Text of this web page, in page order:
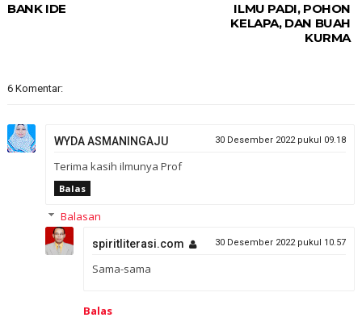
ILMU PADI, POHON
KELAPA, DAN BUAH
KURMA
BANK IDE
6 Komentar:
WYDA ASMANINGAJU 30 Desember 2022 pukul 09.18
Terima kasih ilmunya Prof
Balas
Balasan
spiritliterasi.com 30 Desember 2022 pukul 10.57
Sama-sama
Balas